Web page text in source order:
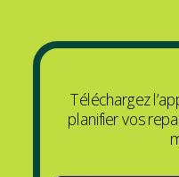
Téléchargez
planifier vos